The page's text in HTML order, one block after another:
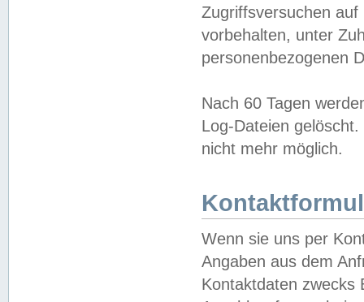
Zugriffsversuchen
vorbehalten, unter
personenbezogenen
Nach 60 Tagen
Log-Dateien
nicht mehr möglich.
Wenn sie uns per
Angaben aus dem
Kontaktdaten zwecks